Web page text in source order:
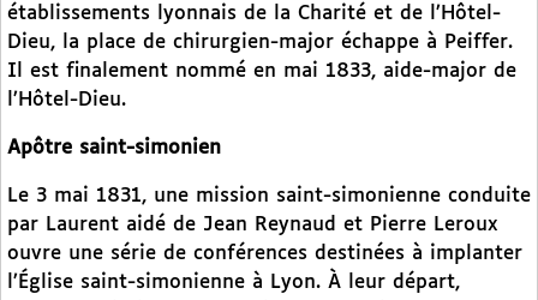
établissements lyonnais de la Charité et de l’Hôtel-
Dieu, la place de chirurgien-major échappe à Peiffer.
Il est finalement nommé en mai 1833, aide-major de
l’Hôtel-Dieu.
Apôtre saint-simonien
Le 3 mai 1831, une mission saint-simonienne conduite
par Laurent aidé de Jean Reynaud et Pierre Leroux
ouvre une série de conférences destinées à implanter
l’Église saint-simonienne à Lyon. À leur départ,